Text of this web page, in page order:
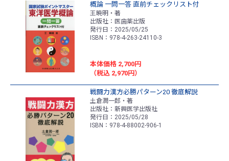
概論 一問一答 直前チェックリスト付
王暁明・著
出版社：医歯薬出版
発行日：2025/05/25
ISBN：978-4-263-24110-3
本体価格 2,700円
（税込 2,970円）
戦闘力漢方必勝パターン20 徹底解説
土倉潤一郎・著
出版社：新興医学出版社
発行日：2025/05/28
ISBN：978-4-88002-906-1